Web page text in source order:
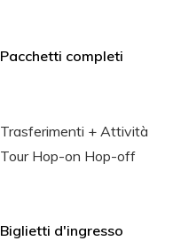
Pacchetti completi
Trasferimenti + Attività
Tour Hop-on Hop-off
Biglietti d'ingresso